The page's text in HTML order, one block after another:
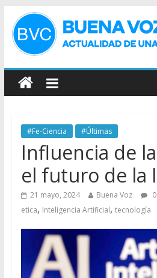
#Fe-Ciencia #Últimas
Influencia de
el futuro de la
21 mayo, 2024 Buena Voz
etica, Inteligencia Artificial, tecnología